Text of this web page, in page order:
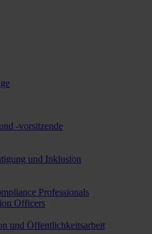
-vorsitzende
und Inklusion
Professionals
Officers
und Öffentlichkeitsarbeit